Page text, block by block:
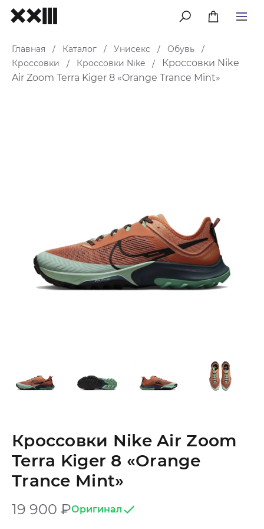
меню
Главная / Каталог / Унисекс / Обувь
/
Кроссовки
/ Кроссовки Nike /
Кроссовки Nike
Air Zoom Terra Kiger 8 «Orange Trance Mint»
Кроссовки Nike Air Zoom
Terra Kiger 8 «Orange
Trance Mint»
19 900 ₽Оригинал